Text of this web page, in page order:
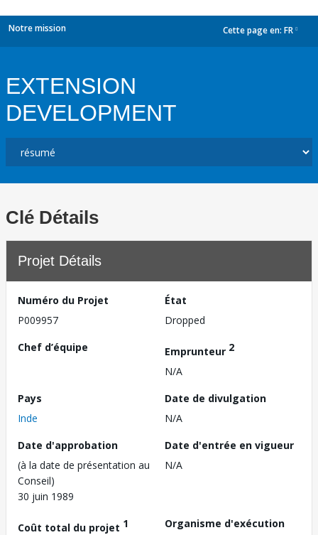
Notre mission Cette page en: FR
EXTENSION
DEVELOPMENT
Clé Détails
Projet Détails
Numéro du Projet
P009957
État
Dropped
Chef d’équipe
Emprunteur 2
N/A
Pays
Inde
Date de divulgation
N/A
Date d'approbation
(à la date de présentation au
Conseil)
30 juin 1989
Date d'entrée en vigueur
N/A
Coût total du projet 1
Organisme d'exécution